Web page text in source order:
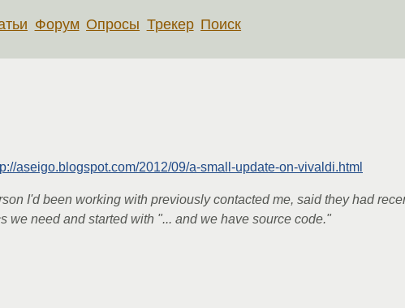
Форум Опросы Трекер Поиск
aseigo.blogspot.com/2012/09/a-small-update-on-vivaldi.html
I'd been working with previously contacted me, said they had
we need and started with "... and we have source code."